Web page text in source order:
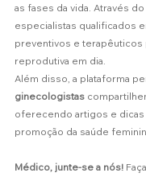
as fases da vida. Através do
especialistas qualificados
preventivos e terapêuticos
reprodutiva em dia.
Além disso, a plataforma
ginecologistas
oferecendo artigos e dicas
promoção da saúde
Médico, junte-se a nós!